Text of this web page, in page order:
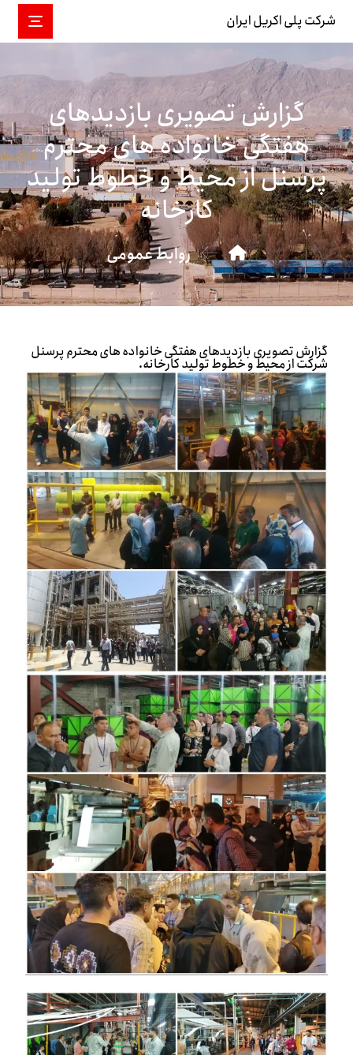
شرکت پلی اکریل ایران
گزارش تصویری بازدیدهای
هفتگی خانواده های محترم
پرسنل از محیط و خطوط تولید
کارخانه
روابط عمومی
گزارش تصویری بازدیدهای هفتگی خانواده های محترم پرسنل
شرکت از محیط و خطوط تولید کارخانه.